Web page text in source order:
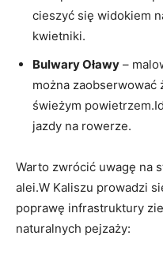
cieszyć ⁤się widokiem
kwietniki.
Bulwary ​Oławy –
można
świeżym
jazdy na rowerze.
Warto zwrócić uwagę ‌na
alei.W Kaliszu prowadzi
poprawę infrastruktury
naturalnych pejzaży: